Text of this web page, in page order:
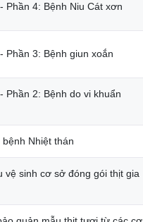
Phần 4: Bệnh Niu Cát xơn
Phần 3: Bệnh giun xoắn
Phần 2: Bệnh do vi khuẩn
Nhiệt thán
vệ sinh cơ sở đóng gói thịt gia